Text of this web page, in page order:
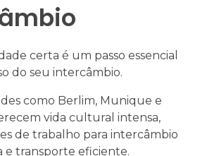
certa é um passo essencial
do seu intercâmbio.
como Berlim, Munique e
vida cultural intensa,
de trabalho para intercâmbio
e transporte eficiente.